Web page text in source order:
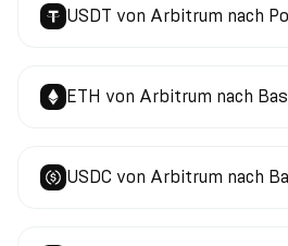
USDT von Arbitrum nach
ETH von Arbitrum nach
USDC von Arbitrum nach